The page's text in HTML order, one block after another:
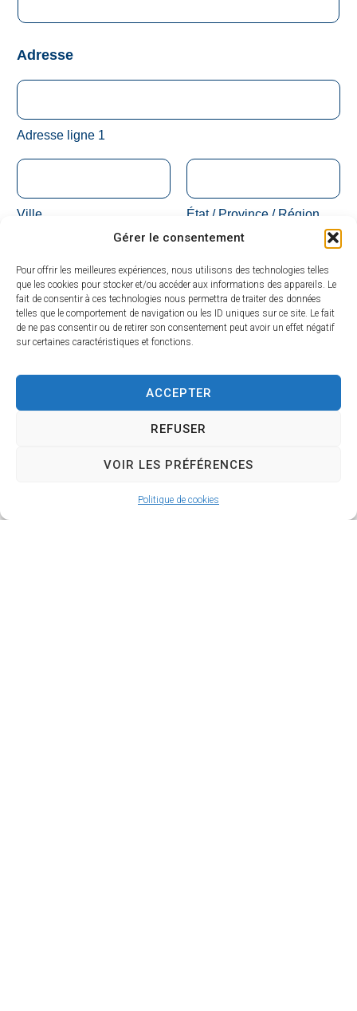
Gérer le consentement
Pour offrir les meilleures expériences, nous utilisons des technologies telles
que les cookies pour stocker et/ou accéder aux informations des appareils. Le
fait de consentir à ces technologies nous permettra de traiter des données
telles que le comportement de navigation ou les ID uniques sur ce site. Le fait
de ne pas consentir ou de retirer son consentement peut avoir un effet négatif
sur certaines caractéristiques et fonctions.
ACCEPTER
REFUSER
VOIR LES PRÉFÉRENCES
Politique de cookies
Adresse
Adresse ligne 1
Ville État / Province / Région
Code postal
Objet de votre demande*
Commentaire ou message*